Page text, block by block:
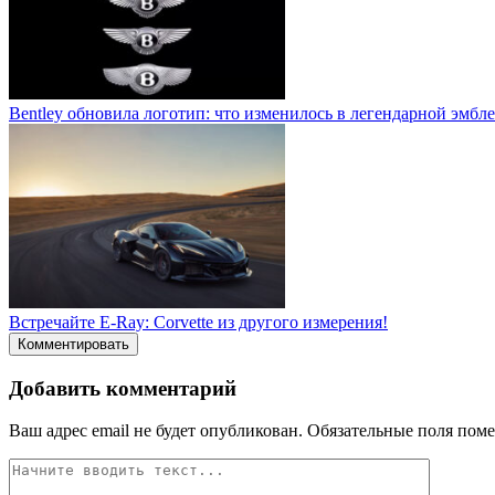
Bentley обновила логотип: что изменилось в легендарной
Встречайте E-Ray: Corvette из другого измерения!
Комментировать
Добавить комментарий
Ваш адрес email не будет опубликован. Обязательные поля